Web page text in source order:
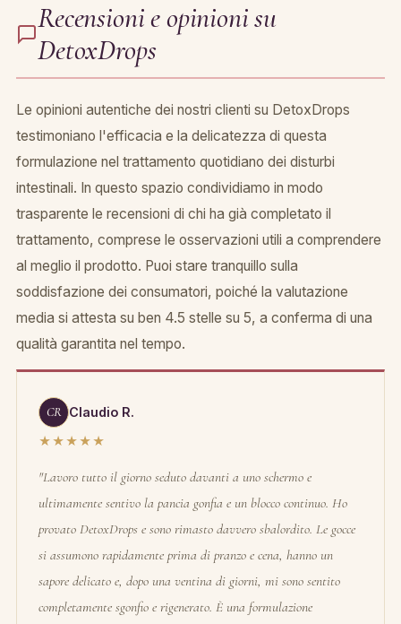
Recensioni e opinioni su
DetoxDrops
Le opinioni autentiche dei nostri clienti su DetoxDrops
testimoniano l'efficacia e la delicatezza di questa
formulazione nel trattamento quotidiano dei disturbi
intestinali. In questo spazio condividiamo in modo
trasparente le recensioni di chi ha già completato il
trattamento, comprese le osservazioni utili a comprendere
al meglio il prodotto. Puoi stare tranquillo sulla
soddisfazione dei consumatori, poiché la valutazione
media si attesta su ben 4.5 stelle su 5, a conferma di una
qualità garantita nel tempo.
CR Claudio R.
★★★★★
"Lavoro tutto il giorno seduto davanti a uno schermo e
ultimamente sentivo la pancia gonfia e un blocco continuo. Ho
provato DetoxDrops e sono rimasto davvero sbalordito. Le gocce
si assumono rapidamente prima di pranzo e cena, hanno un
sapore delicato e, dopo una ventina di giorni, mi sono sentito
completamente sgonfio e rigenerato. È una formulazione